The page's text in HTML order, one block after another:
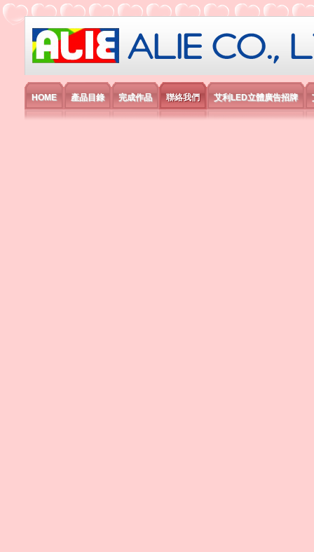
艾利國際電子有限公司
HOME 產品目錄 完成作品 聯絡我們 艾利LED立體廣告招牌